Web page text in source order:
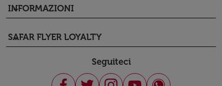
INFORMAZIONI
keyboard_arrow_down
SAFAR FLYER LOYALTY
keyboard_arrow_down
Seguiteci